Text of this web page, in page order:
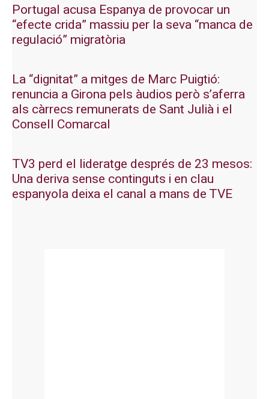
Portugal acusa Espanya de provocar un
“efecte crida” massiu per la seva “manca de
regulació” migratòria
La “dignitat” a mitges de Marc Puigtió:
renuncia a Girona pels àudios però s’aferra
als càrrecs remunerats de Sant Julià i el
Consell Comarcal
TV3 perd el lideratge després de 23 mesos:
Una deriva sense continguts i en clau
espanyola deixa el canal a mans de TVE